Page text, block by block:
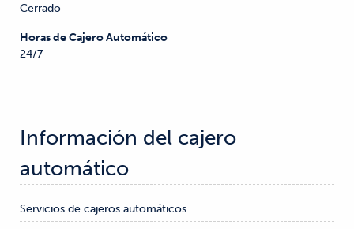
Cerrado
Horas de Cajero Automático
24/7
Información del cajero
automático
Servicios de cajeros automáticos